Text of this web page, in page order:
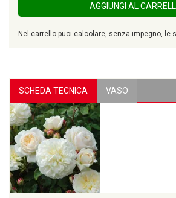
AGGIUNGI AL
Nel carrello puoi calcolare, senza impegno, le
SCHEDA TECNICA VASO